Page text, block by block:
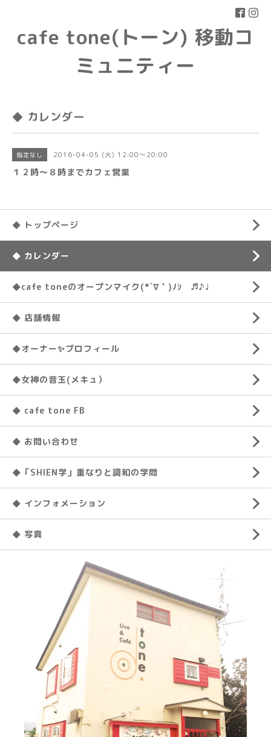
cafe tone(トーン) 移動コ
ミュニティー
◆ カレンダー
指定なし 2016-04-05 (火) 12:00～20:00
１２時〜８時までカフェ営業
◆ トップページ
◆ カレンダー
◆cafe toneのオープンマイク(*´∇｀)ﾉｼ ♬♪♩
◆ 店舗情報
◆オーナー✨プロフィール
◆女神の音玉(メキュ）
◆ cafe tone FB
◆ お問い合わせ
◆「SHIEN学」重なりと調和の学問
◆ インフォメーション
◆ 写真